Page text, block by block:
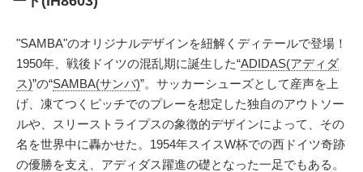
"SAMBA"のオリジナルデザインを紐解くディテールで登場！
1950年、戦後ドイツの混乱期に誕生した“ADIDAS(アディダ
ス)”の“SAMBA(サンバ)”。サッカーシューズとして産声を上
げ、凍てつくピッチでのプレーを想定した独自のアウトソー
ルや、スリーストライプスの象徴的デザインによって、その
名を世界中に轟かせた。1954年スイスW杯での西ドイツ奇跡
の優勝を支え、アディダス躍進の礎となった一足でもある。